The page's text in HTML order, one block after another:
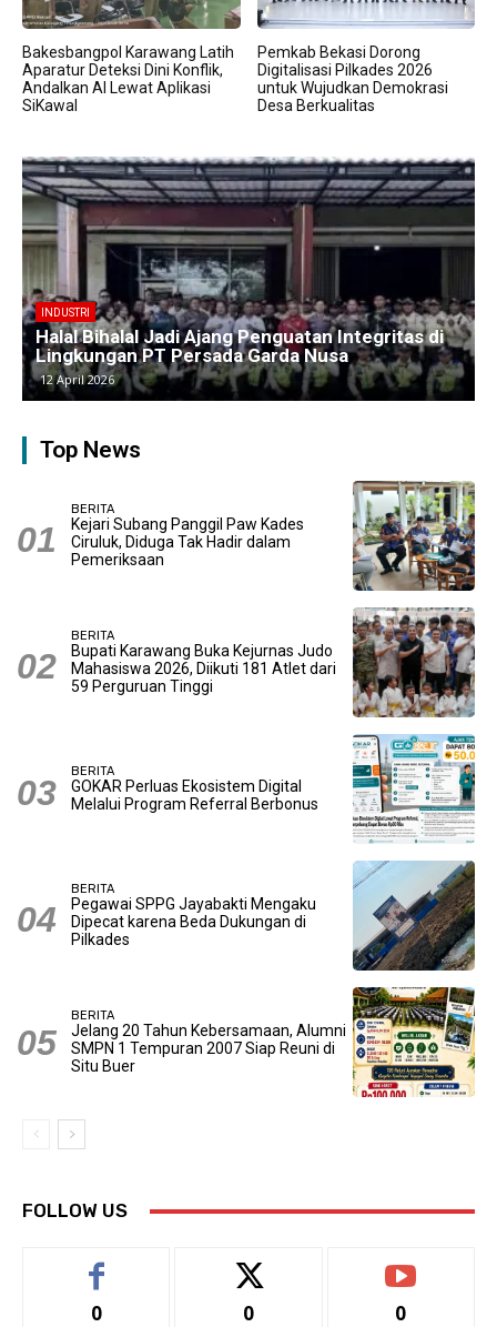
Bakesbangpol Karawang Latih
Aparatur Deteksi Dini Konflik,
Andalkan AI Lewat Aplikasi
SiKawal
Pemkab Bekasi Dorong
Digitalisasi Pilkades 2026
untuk Wujudkan Demokrasi
Desa Berkualitas
BERITA
Kawasan Industri Cikarang Kembali Padat,
Produksi dan Logistik Beroperasi Penuh”
9 April 2026
Top News
BERITA
Kejari Subang Panggil Paw Kades
Ciruluk, Diduga Tak Hadir dalam
Pemeriksaan
BERITA
Bupati Karawang Buka Kejurnas Judo
Mahasiswa 2026, Diikuti 181 Atlet dari
59 Perguruan Tinggi
BERITA
GOKAR Perluas Ekosistem Digital
Melalui Program Referral Berbonus
BERITA
Pegawai SPPG Jayabakti Mengaku
Dipecat karena Beda Dukungan di
Pilkades
BERITA
Jelang 20 Tahun Kebersamaan, Alumni
SMPN 1 Tempuran 2007 Siap Reuni di
Situ Buer
FOLLOW US
0 0 0